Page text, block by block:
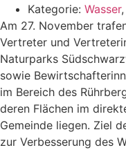
Kategorie: Wasser,
Am 27. November
Vertreter und
Naturparks
sowie
im Bereich des
deren Flächen im
Gemeinde liegen. Ziel
zur Verbesserung des